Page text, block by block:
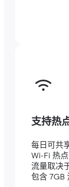
支持热
每日可共
Wi-Fi 热
流量取决
包含 7GB